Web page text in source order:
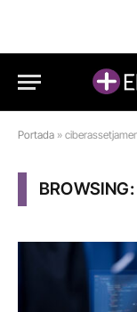
Portada »
BROWSING: